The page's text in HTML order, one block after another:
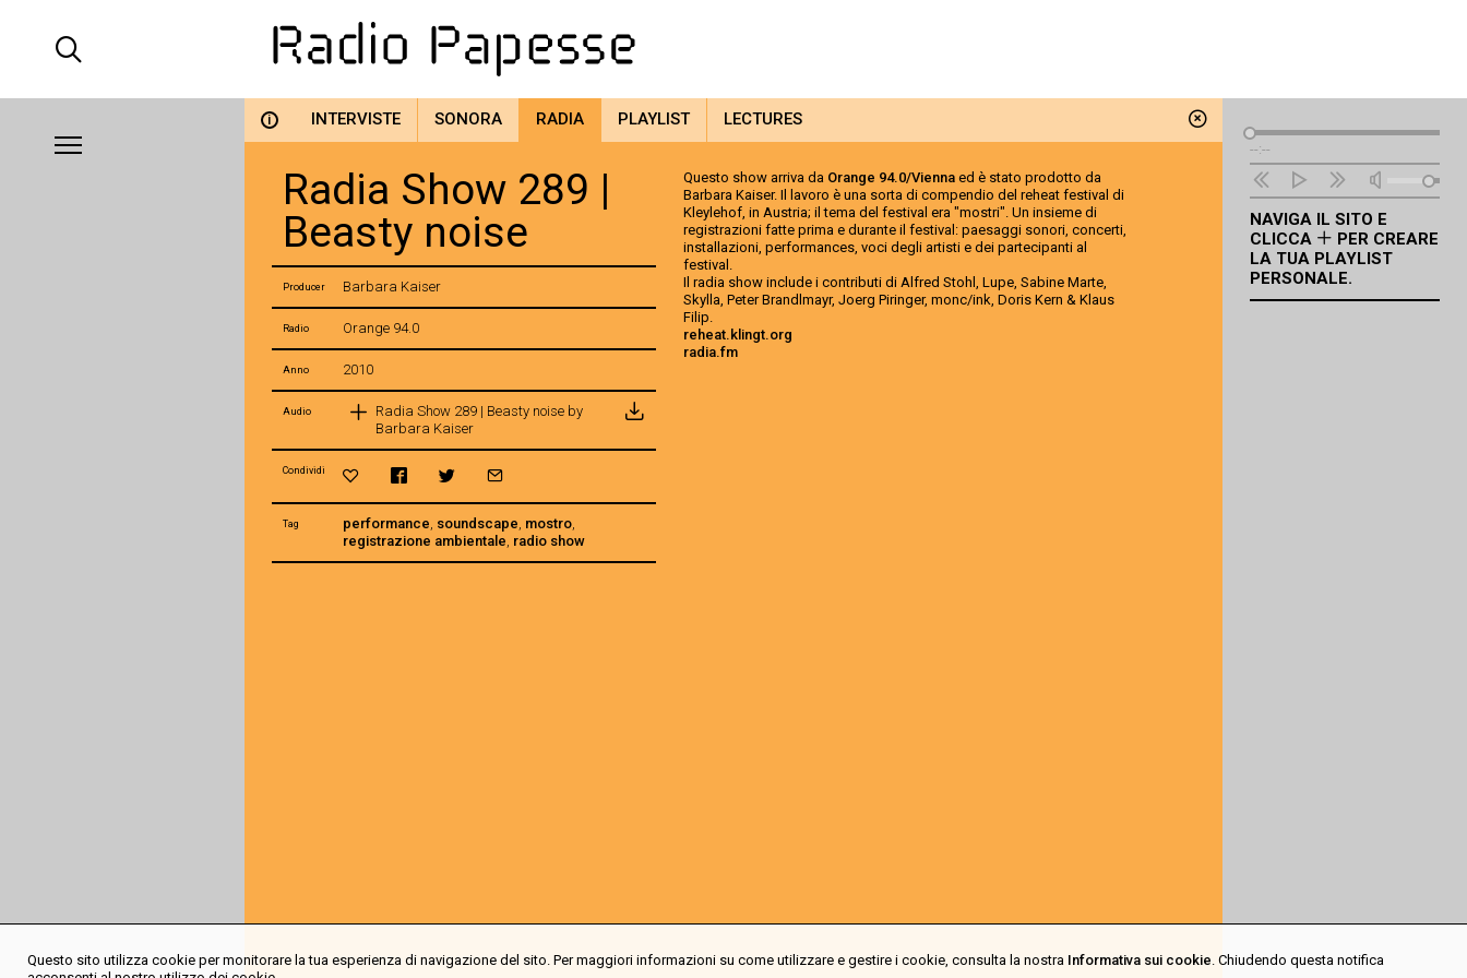
i INTERVISTE SONORA RADIA PLAYLIST LECTURES
Radia Show 289 |
Beasty noise
Producer Barbara Kaiser
Radio Orange 94.0
Anno 2010
Audio
Radia Show 289 | Beasty noise by
Barbara Kaiser
Condividi
Tag performance, soundscape, mostro,
registrazione ambientale, radio show
Questo show arriva da Orange 94.0/Vienna ed è stato prodotto da
Barbara Kaiser. Il lavoro è una sorta di compendio del reheat festival di
Kleylehof, in Austria; il tema del festival era "mostri". Un insieme di
registrazioni fatte prima e durante il festival: paesaggi sonori, concerti,
installazioni, performances, voci degli artisti e dei partecipanti al
festival.
Il radia show include i contributi di Alfred Stohl, Lupe, Sabine Marte,
Skylla, Peter Brandlmayr, Joerg Piringer, monc/ink, Doris Kern & Klaus
Filip.
reheat.klingt.org
radia.fm
Lettore
Audio
--:--
NAVIGA IL SITO E
CLICCA
PER CREARE
LA TUA PLAYLIST
PERSONALE.
Questo sito utilizza cookie per monitorare la tua esperienza di navigazione del sito. Per maggiori informazioni su come utilizzare e gestire i cookie, consulta la nostra Informativa sui cookie. Chiudendo questa notifica